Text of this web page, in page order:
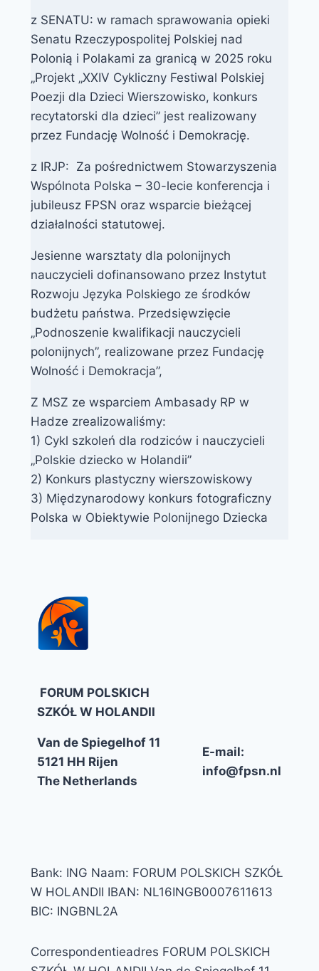
z SENATU: w ramach sprawowania opieki
Senatu Rzeczypospolitej Polskiej nad
Polonią i Polakami za granicą w 2025 roku
„Projekt „XXIV Cykliczny Festiwal Polskiej
Poezji dla Dzieci Wierszowisko, konkurs
recytatorski dla dzieci” jest realizowany
przez Fundację Wolność i Demokrację.
z IRJP: Za pośrednictwem Stowarzyszenia
Wspólnota Polska – 30-lecie konferencja i
jubileusz FPSN oraz wsparcie bieżącej
działalności statutowej.
Jesienne warsztaty dla polonijnych
nauczycieli dofinansowano przez Instytut
Rozwoju Języka Polskiego ze środków
budżetu państwa. Przedsięwzięcie
„Podnoszenie kwalifikacji nauczycieli
polonijnych”, realizowane przez Fundację
Wolność i Demokracja”,
Z MSZ ze wsparciem Ambasady RP w
Hadze zrealizowaliśmy:
1) Cykl szkoleń dla rodziców i nauczycieli
„Polskie dziecko w Holandii”
2) Konkurs plastyczny wierszowiskowy
3) Międzynarodowy konkurs fotograficzny
Polska w Obiektywie Polonijnego Dziecka
FORUM POLSKICH
SZKÓŁ W HOLANDII
Van de Spiegelhof 11
5121 HH Rijen
The Netherlands
E-mail:
info@fpsn.nl
Bank: ING Naam: FORUM POLSKICH SZKÓŁ
W HOLANDII IBAN: NL16INGB0007611613
BIC: INGBNL2A
Correspondentieadres FORUM POLSKICH